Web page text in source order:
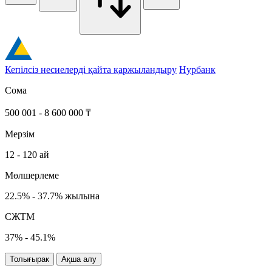
Кепілсіз несиелерді қайта қаржыландыру Нурбанк
Сома
500 001 - 8 600 000 ₸
Мерзім
12 - 120 ай
Мөлшерлеме
22.5% - 37.7% жылына
СЖТМ
37% - 45.1%
Толығырак Ақша алу